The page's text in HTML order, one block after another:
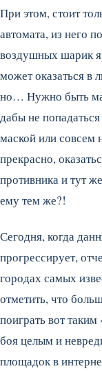
При этом, стоит
автомата, из него
воздушных шарик
может оказаться в
но… Нужно быть
дабы не
маской или совсем
прекрасно,
противника и тут
ему тем же?!
Сегодня, когда
прогрессирует,
городах самых
отметить, что
поиграть вот
боя целым и
площадок в